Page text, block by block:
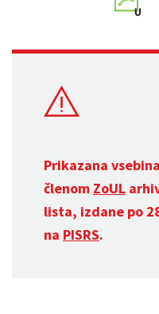
Prikazana
členom ZoUL
lista, izdane po
na PISRS.